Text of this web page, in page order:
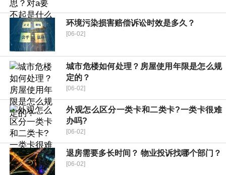
环境污染损害赔偿诉讼时效是多久？
[06-02]
城市危楼如何处理？房屋使用年限是怎么规
定的？
[06-02]
外观怎么区分一类卡和二类卡?一类卡很难
办吗?
[06-02]
退房需要多长时间？ 物业投诉找哪个部门？
[06-02]